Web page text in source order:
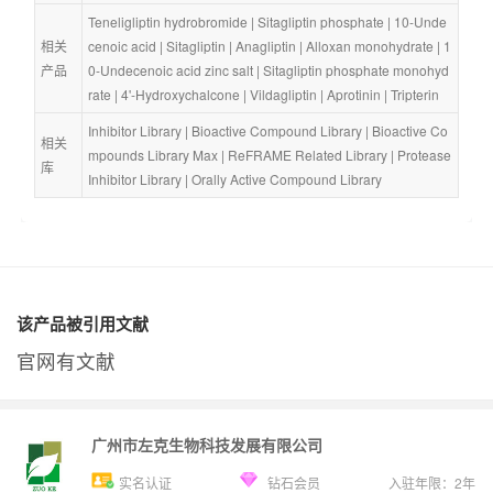
相关
产品
Teneligliptin hydrobromide | Sitagliptin phosphate | 10-Unde
cenoic acid | Sitagliptin | Anagliptin | Alloxan monohydrate | 1
0-Undecenoic acid zinc salt | Sitagliptin phosphate monohyd
rate | 4'-Hydroxychalcone | Vildagliptin | Aprotinin | Tripterin
相关
库
Inhibitor Library | Bioactive Compound Library | Bioactive Co
mpounds Library Max | ReFRAME Related Library | Protease
Inhibitor Library | Orally Active Compound Library
该产品被引用文献
官网有文献
广州市左克生物科技发展有限公司
实名认证 钻石会员 入驻年限： 2年